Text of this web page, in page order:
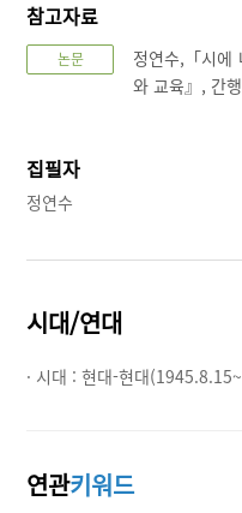
참고자료
논문
정연수,「시에
와 교육』, 간
집필자
정연수
시대/연대
· 시대 :현대-현대
연관키워드